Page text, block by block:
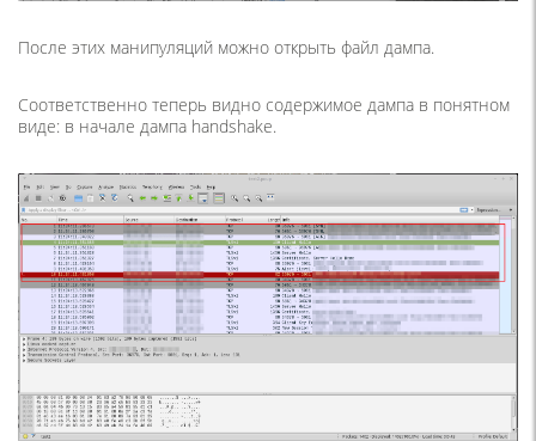
После этих манипуляций можно открыть файл дампа.
Соответственно теперь видно содержимое дампа в понятном
виде: в начале дампа handshake.